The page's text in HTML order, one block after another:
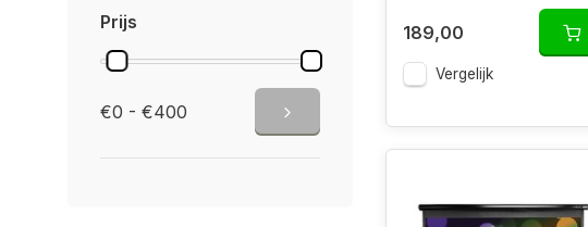
Prijs
€0 - €400
189,00
Vergelijk